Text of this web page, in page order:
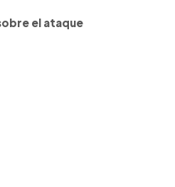
el ataque